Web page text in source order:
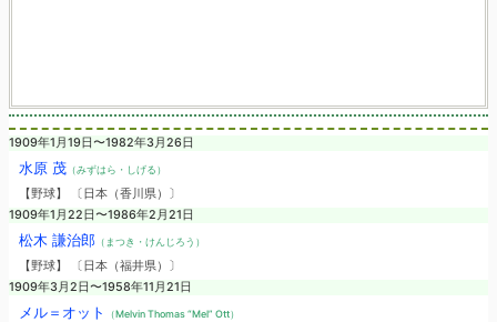
1909年1月19日〜1982年3月26日
水原 茂（みずはら・しげる）
【野球】 〔日本（香川県）〕
1909年1月22日〜1986年2月21日
松木 謙治郎（まつき・けんじろう）
【野球】 〔日本（福井県）〕
1909年3月2日〜1958年11月21日
メル＝オット （Melvin Thomas “Mel” Ott）